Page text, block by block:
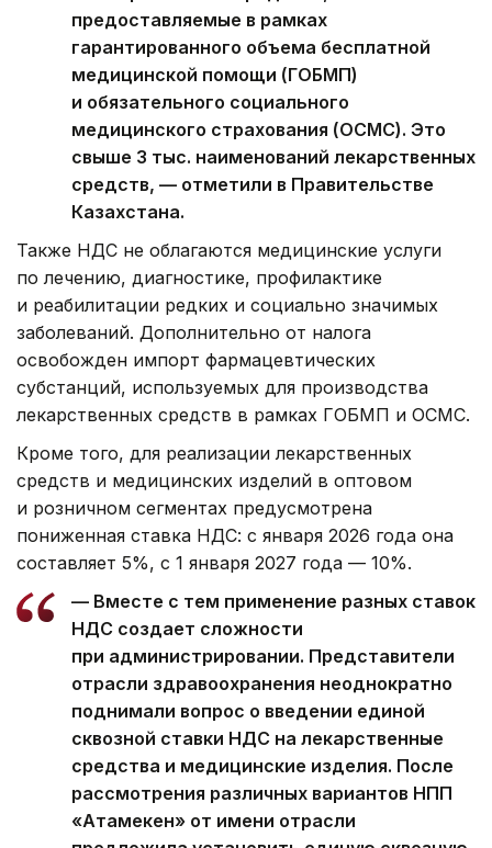
предоставляемые в рамках
гарантированного объема бесплатной
медицинской помощи (ГОБМП)
и обязательного социального
медицинского страхования (ОСМС). Это
свыше 3 тыс. наименований лекарственных
средств, — отметили в Правительстве
Казахстана.
Также НДС не облагаются медицинские услуги
по лечению, диагностике, профилактике
и реабилитации редких и социально значимых
заболеваний. Дополнительно от налога
освобожден импорт фармацевтических
субстанций, используемых для производства
лекарственных средств в рамках ГОБМП и ОСМС.
Кроме того, для реализации лекарственных
средств и медицинских изделий в оптовом
и розничном сегментах предусмотрена
пониженная ставка НДС: с января 2026 года она
составляет 5%, с 1 января 2027 года — 10%.
— Вместе с тем применение разных ставок
НДС создает сложности
при администрировании. Представители
отрасли здравоохранения неоднократно
поднимали вопрос о введении единой
сквозной ставки НДС на лекарственные
средства и медицинские изделия. После
рассмотрения различных вариантов НПП
«Атамекен» от имени отрасли